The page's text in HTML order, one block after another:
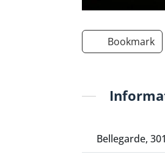
Bookmark
Bellegarde,